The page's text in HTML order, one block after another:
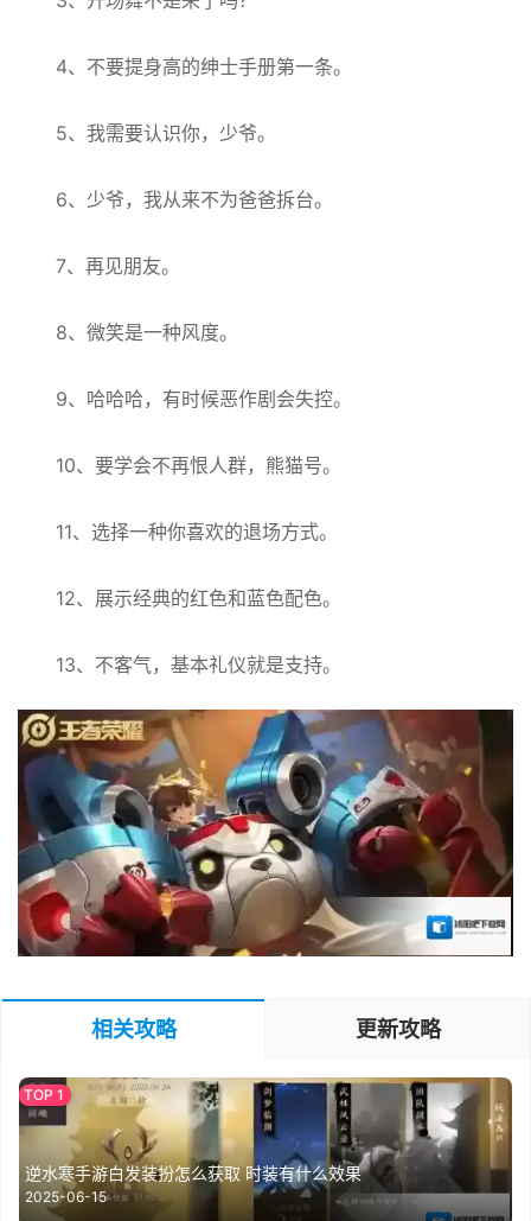
4、不要提身高的绅士手册第一条。
5、我需要认识你，少爷。
6、少爷，我从来不为爸爸拆台。
7、再见朋友。
8、微笑是一种风度。
9、哈哈哈，有时候恶作剧会失控。
10、要学会不再恨人群，熊猫号。
11、选择一种你喜欢的退场方式。
12、展示经典的红色和蓝色配色。
13、不客气，基本礼仪就是支持。
相关攻略 更新攻略
逆水寒手游白发装扮怎么获取 时装有什么效果
2025-06-15